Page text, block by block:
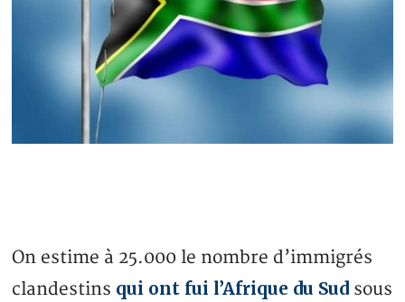
On estime à 25.000 le nombre d’immigrés
clandestins qui ont fui l’Afrique du Sud sous